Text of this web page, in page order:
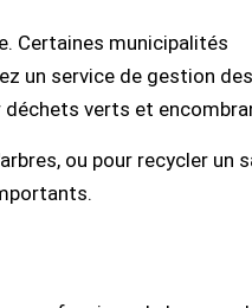
Certaines municipalités
un service de gestion des
déchets verts et
ou pour recycler un